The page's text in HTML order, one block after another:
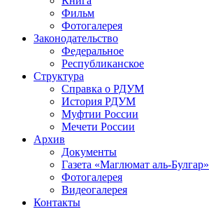
Фильм
Фотогалерея
Законодательство
Федеральное
Республиканское
Структура
Справка о РДУМ
История РДУМ
Муфтии России
Мечети России
Архив
Документы
Газета «Маглюмат аль-Булгар»
Фотогалерея
Видеогалерея
Контакты